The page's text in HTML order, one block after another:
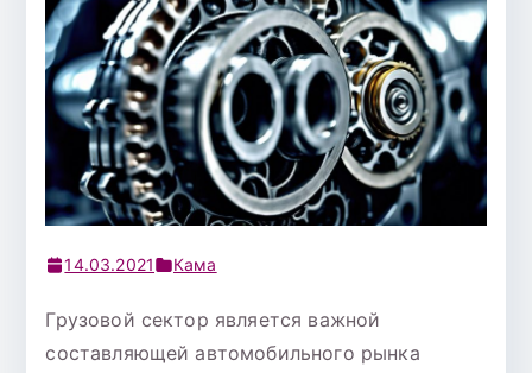
14.03.2021 Кама
Грузовой сектор является важной
составляющей автомобильного рынка